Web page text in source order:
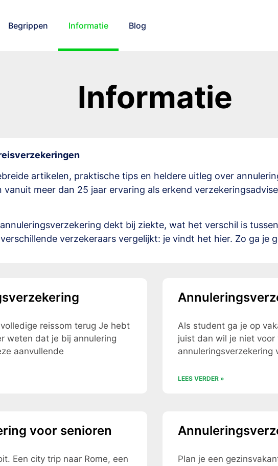
Begrippen Informatie Blog
Informatie
artikelen, praktische tips en heldere uitleg over
vanuit meer dan 25 jaar ervaring als erkend
dekt bij ziekte, wat het verschil is
verzekeraars vergelijkt: je vindt het hier. Zo ga je
reissom terug Je hebt
weten dat je bij annulering
aanvullende
Als student ga je op
juist dan wil je niet voor
annuleringsverzekering
LEES VERDER »
voor senioren
Een city trip naar Rome, een
Plan je een